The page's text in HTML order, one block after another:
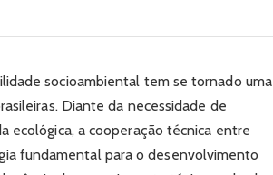
socioambiental tem se tornado uma
Diante da necessidade de
ecológica, a cooperação técnica entre
fundamental para o desenvolvimento